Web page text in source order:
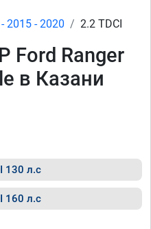
2015 - 2020 2.2 TDCI
Ford Ranger
в Казани
130 л.с
160 л.с